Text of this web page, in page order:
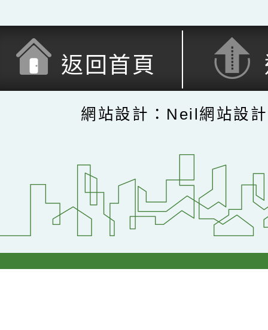
返回首頁
網站設計：Neil網站設